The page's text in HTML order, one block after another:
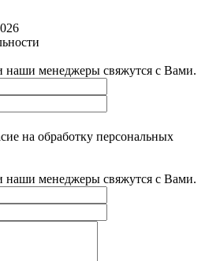
наши менеджеры свяжутся с Вами.
на обработку персональных
наши менеджеры свяжутся с Вами.